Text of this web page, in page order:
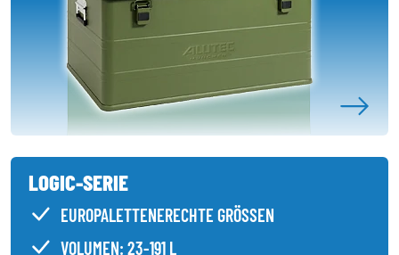
LOGIC-SERIE
EUROPALETTENERECHTE GRÖSSEN
VOLUMEN: 23-191 L